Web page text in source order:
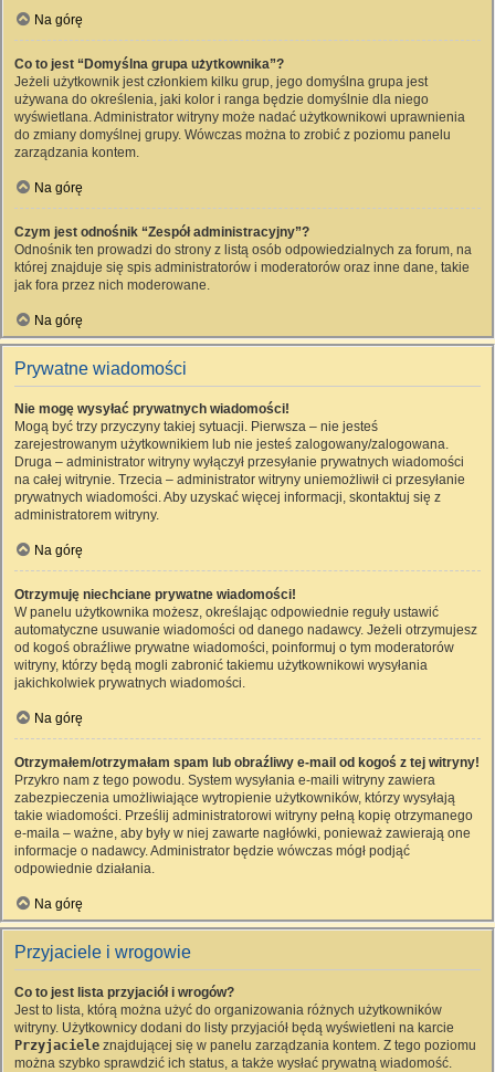
Na górę
Co to jest “Domyślna grupa użytkownika”?
Jeżeli użytkownik jest członkiem kilku grup, jego domyślna grupa jest
używana do określenia, jaki kolor i ranga będzie domyślnie dla niego
wyświetlana. Administrator witryny może nadać użytkownikowi uprawnienia
do zmiany domyślnej grupy. Wówczas można to zrobić z poziomu panelu
zarządzania kontem.
Na górę
Czym jest odnośnik “Zespół administracyjny”?
Odnośnik ten prowadzi do strony z listą osób odpowiedzialnych za forum, na
której znajduje się spis administratorów i moderatorów oraz inne dane, takie
jak fora przez nich moderowane.
Na górę
Prywatne wiadomości
Nie mogę wysyłać prywatnych wiadomości!
Mogą być trzy przyczyny takiej sytuacji. Pierwsza – nie jesteś
zarejestrowanym użytkownikiem lub nie jesteś zalogowany/zalogowana.
Druga – administrator witryny wyłączył przesyłanie prywatnych wiadomości
na całej witrynie. Trzecia – administrator witryny uniemożliwił ci przesyłanie
prywatnych wiadomości. Aby uzyskać więcej informacji, skontaktuj się z
administratorem witryny.
Na górę
Otrzymuję niechciane prywatne wiadomości!
W panelu użytkownika możesz, określając odpowiednie reguły ustawić
automatyczne usuwanie wiadomości od danego nadawcy. Jeżeli otrzymujesz
od kogoś obraźliwe prywatne wiadomości, poinformuj o tym moderatorów
witryny, którzy będą mogli zabronić takiemu użytkownikowi wysyłania
jakichkolwiek prywatnych wiadomości.
Na górę
Otrzymałem/otrzymałam spam lub obraźliwy e-mail od kogoś z tej witryny!
Przykro nam z tego powodu. System wysyłania e-maili witryny zawiera
zabezpieczenia umożliwiające wytropienie użytkowników, którzy wysyłają
takie wiadomości. Prześlij administratorowi witryny pełną kopię otrzymanego
e-maila – ważne, aby były w niej zawarte nagłówki, ponieważ zawierają one
informacje o nadawcy. Administrator będzie wówczas mógł podjąć
odpowiednie działania.
Na górę
Przyjaciele i wrogowie
Co to jest lista przyjaciół i wrogów?
Jest to lista, którą można użyć do organizowania różnych użytkowników
witryny. Użytkownicy dodani do listy przyjaciół będą wyświetleni na karcie
Przyjaciele znajdującej się w panelu zarządzania kontem. Z tego poziomu
można szybko sprawdzić ich status, a także wysłać prywatną wiadomość.